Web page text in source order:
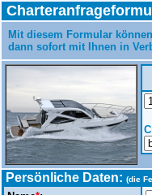
Mit diesem Formular
dann sofort mit Ihnen in
Persönliche Daten: (die